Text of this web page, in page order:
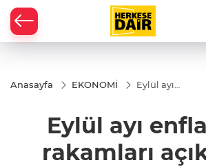
Anasayfa EKONOMİ
Eylül ayı
Eylül ayı
rakamları